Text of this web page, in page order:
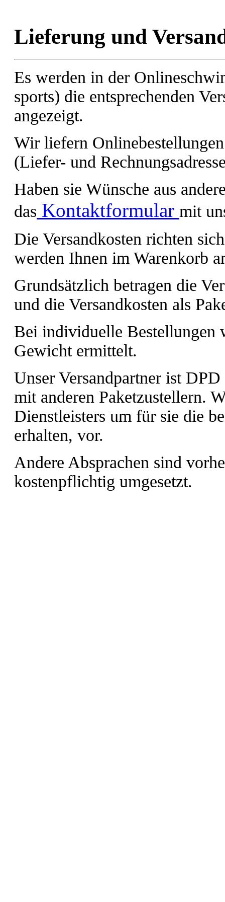
Lieferung und
Es werden in der
sports) die entsprechenden
angezeigt.
Wir liefern
(Liefer- und
Haben sie Wünsche aus
das Kontaktformular mit
Die Versandkosten richten
werden Ihnen im Warenkorb
Grundsätzlich betragen die
und die Versandkosten als
Bei individuelle Bestellungen
Gewicht ermittelt.
Unser Versandpartner ist
mit anderen Paketzustellern.
Dienstleisters um für sie die
erhalten, vor.
Andere Absprachen sind
kostenpflichtig umgesetzt.